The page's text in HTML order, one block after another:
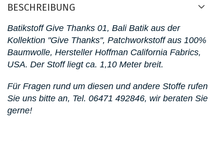
BESCHREIBUNG
Batikstoff Give Thanks 01, Bali Batikaus der
Kollektion "Give Thanks", Patchworkstoff aus 100%
Baumwolle, Hersteller Hoffman California Fabrics,
USA. Der Stoff liegt ca. 1,10 Meter breit.
Für Fragen rund um diesen und andere Stoffe rufen
Sie uns bitte an, Tel. 06471 492846, wir beraten Sie
gerne!